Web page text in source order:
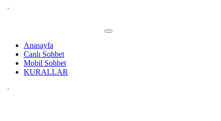
Anasayfa
Canlı Sohbet
Mobil Sohbet
KURALLAR